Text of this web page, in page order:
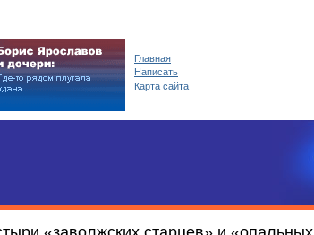
Главная
Написать
Карта сайта